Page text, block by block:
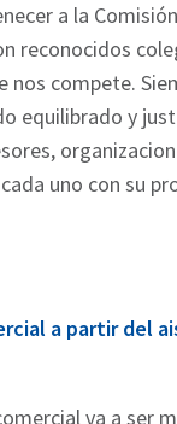
a la
reconocidos
nos compete.
equilibrado y
uno con su
a partir del
va a ser